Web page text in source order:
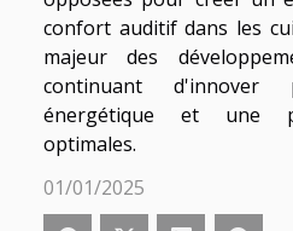
confort auditif dans les
majeur des
continuant d'innover
énergétique et une
optimales.
01/01/2025